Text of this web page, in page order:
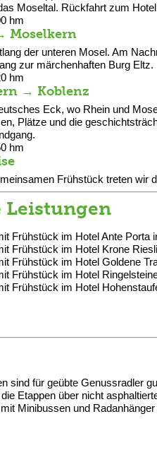
Moseltal. Rückfahrt zum
hm
Moselkern
der unteren Mosel. Am
zur märchenhaften Burg Eltz.
hm
→ Koblenz
Eck, wo Rhein und
Plätze und die
hm
Frühstück treten wir
Frühstück im Hotel Ante Porta
Frühstück im Hotel Krone
Frühstück im Hotel Goldene
Frühstück im Hotel
Frühstück im Hotel
sind für geübte Genussradler
Etappen über nicht
Minibussen und